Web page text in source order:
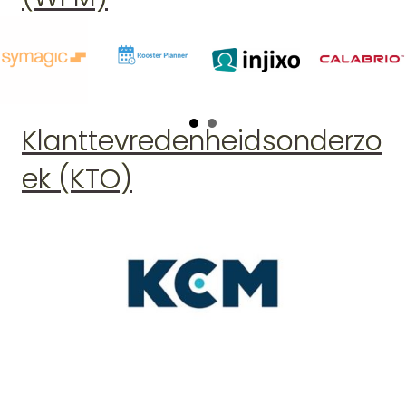
Klanttevredenheidsonderzo
ek (KTO)